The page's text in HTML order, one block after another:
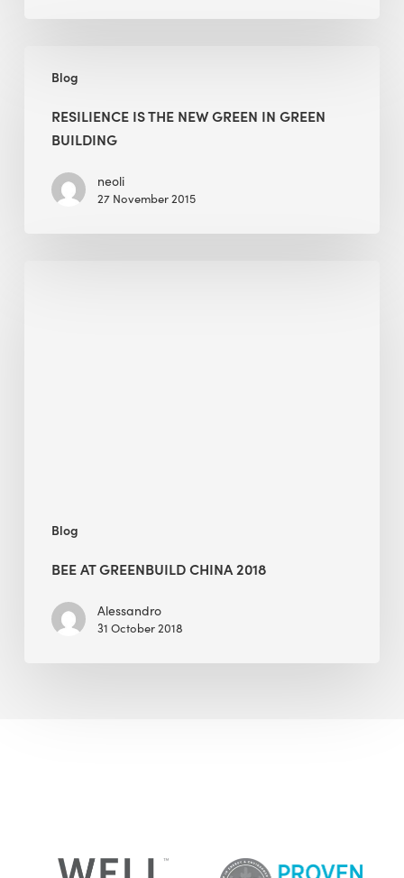
Spaces
Blog
Green
RESILIENCE IS THE NEW GREEN IN GREEN
BUILDING
neoli
27 November 2015
Blog
BEE AT GREENBUILD CHINA 2018
Alessandro
31 October 2018